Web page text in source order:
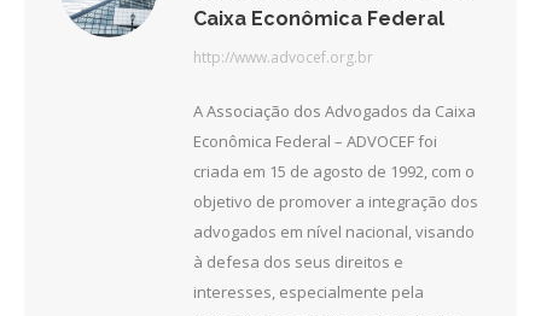
Caixa Econômica Federal
http://www.advocef.org.br
A Associação dos Advogados da Caixa
Econômica Federal – ADVOCEF foi
criada em 15 de agosto de 1992, com o
objetivo de promover a integração dos
advogados em nível nacional, visando
à defesa dos seus direitos e
interesses, especialmente pela